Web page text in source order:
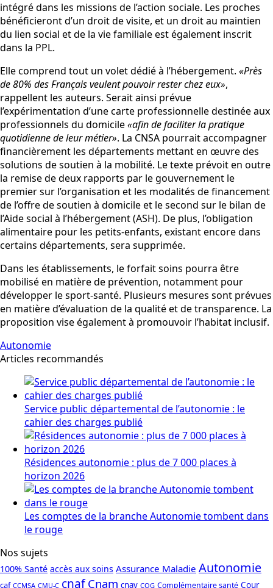
intégré dans les missions de l’action sociale. Les proches
bénéficieront d’un droit de visite, et un droit au maintien
du lien social et de la vie familiale est également inscrit
dans la PPL.
Elle comprend tout un volet dédié à l’hébergement. «Près
de 80% des Français veulent pouvoir rester chez eux»,
rappellent les auteurs. Serait ainsi prévue
l’expérimentation d’une carte professionnelle destinée aux
professionnels du domicile«afin de faciliter la pratique
quotidienne de leur métier». La CNSA pourrait accompagner
financièrement les départements mettant en œuvre des
solutions de soutien à la mobilité. Le texte prévoit en outre
la remise de deux rapports par le gouvernement le
premier sur l’organisation et les modalités de financement
de l’offre de soutien à domicile et le second sur le bilan de
l’Aide social à l’hébergement (ASH). De plus, l’obligation
alimentaire pour les petits-enfants, existant encore dans
certains départements, sera supprimée.
Dans les établissements, le forfait soins pourra être
mobilisé en matière de prévention, notamment pour
développer le sport-santé. Plusieurs mesures sont prévues
en matière d’évaluation de la qualité et de transparence. La
proposition vise également à promouvoir l’habitat inclusif.
Autonomie
Articles recommandés
Service public départemental de l’autonomie : le
cahier des charges publié
Résidences autonomie : plus de 7 000 places à
horizon 2026
Les comptes de la branche Autonomie tombent dans
le rouge
Nos sujets
100% Santé accès aux soins Assurance Maladie Autonomie
caf CCMSA CMU-C cnaf Cnam cnav COG Complémentaire santé Cour